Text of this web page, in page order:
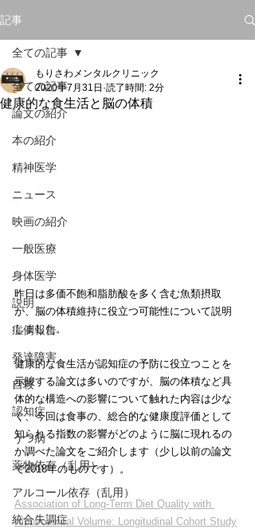
記事
全ての記事
論文の紹介
本の紹介
精神医学
ニュース
映画の紹介
一般医療
身体医学
説明
症例報告
発達障害
自殺
認知症
うつ病
薬物依存（乱用）
アルコール依存（乱用）
統合失調症
全ての記事
健康的な食生活と脳の体積
もりさわメンタルクリニック
2020年7月31日 読了時間: 2分
昨日は多価不飽和脂肪酸を多く含む魚類摂取
が、脳の体積維持に役立つ可能性について説明
しました。
健康的な食生活が認知症の予防に役立つことを
示唆する論文は多いのですが、脳の体積など具
体的な構造への影響について触れた内容は少な
く、今回は食事の、総合的な健康度評価として
知られる指数の影響がどのように脳に現れるの
か調べた論文をご紹介します（少し以前の論文
で2018年のものです）。
Association of Long-Term Diet Quality with
Hippocampal Volume: Longitudinal Cohort Study